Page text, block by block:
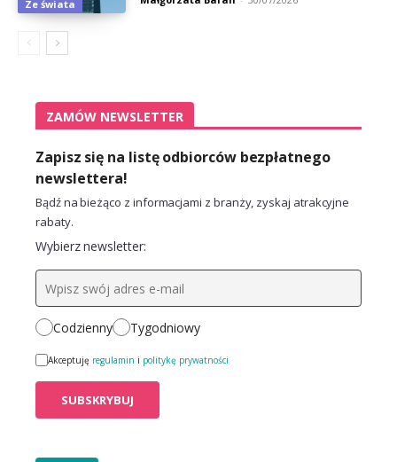
Ze świata
ZAMÓW NEWSLETTER
Zapisz się na listę odbiorców bezpłatnego
newslettera!
Bądź na bieżąco z informacjami z branży, zyskaj atrakcyjne
rabaty.
Wybierz newsletter:
Codzienny Tygodniowy
Akceptuję regulamin i politykę prywatności